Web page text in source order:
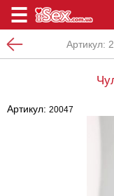
Артикул:
Артикул: 20047